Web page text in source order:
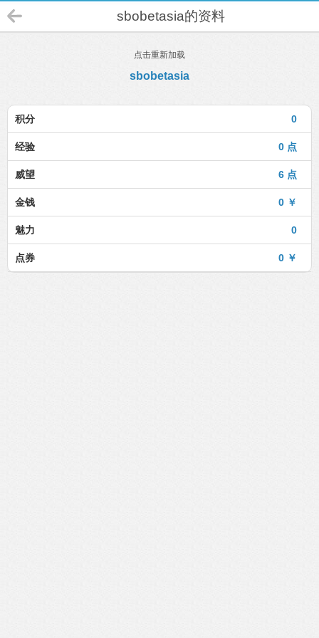
sbobetasia的资料
点击重新加载
sbobetasia
0
积分
0 点
经验
6 点
威望
0 ￥
金钱
0
魅力
0 ￥
点券